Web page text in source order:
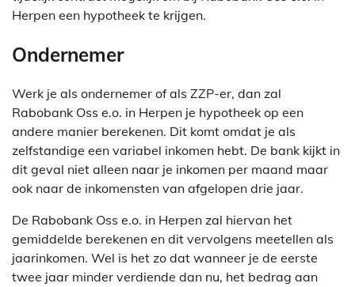
Herpen een hypotheek te krijgen.
Ondernemer
Werk je als ondernemer of als ZZP-er, dan zal
Rabobank Oss e.o. in Herpen je hypotheek op een
andere manier berekenen. Dit komt omdat je als
zelfstandige een variabel inkomen hebt. De bank kijkt in
dit geval niet alleen naar je inkomen per maand maar
ook naar de inkomensten van afgelopen drie jaar.
De Rabobank Oss e.o. in Herpen zal hiervan het
gemiddelde berekenen en dit vervolgens meetellen als
jaarinkomen. Wel is het zo dat wanneer je de eerste
twee jaar minder verdiende dan nu, het bedrag aan